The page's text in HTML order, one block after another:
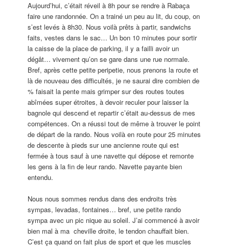
Aujourd’hui, c’était réveil à 8h pour se rendre à Rabaça
faire une randonnée. On a trainé un peu au lit, du coup, on
s’est levés à 8h30. Nous voilà prêts à partir, sandwichs
faits, vestes dans le sac… Un bon 10 minutes pour sortir
la caisse de la place de parking, il y a failli avoir un
dégât… vivement qu’on se gare dans une rue normale.
Bref, après cette petite peripetie, nous prenons la route et
là de nouveau des difficultés, je ne saurai dire combien de
% faisait la pente mais grimper sur des routes toutes
abîmées super étroites, à devoir reculer pour laisser la
bagnole qui descend et repartir c’était au-dessus de mes
compétences. On a réussi tout de même à trouver le point
de départ de la rando. Nous voilà en route pour 25 minutes
de descente à pieds sur une ancienne route qui est
fermée à tous sauf à une navette qui dépose et remonte
les gens à la fin de leur rando. Navette payante bien
entendu.
Nous nous sommes rendus dans des endroits très
sympas, levadas, fontaines… bref, une petite rando
sympa avec un pic nique au soleil. J’ai commencé à avoir
bien mal à ma cheville droite, le tendon chauffait bien.
C’est ça quand on fait plus de sport et que les muscles